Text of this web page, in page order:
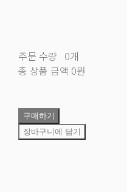
주문 수량 0개
총 상품 금액 0원
구매하기
장바구니에 담기